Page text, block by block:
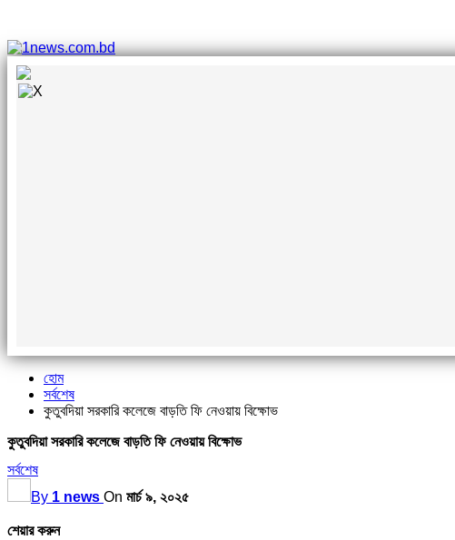
হোম
সর্বশেষ
কুতুব‌দিয়া সরকা‌রি কলেজে বাড়‌তি ফি নেওয়ায় বিক্ষোভ
কুতুব‌দিয়া সরকা‌রি কলেজে বাড়‌তি ফি নেওয়ায় বিক্ষোভ
সর্বশেষ
By 1 news On মার্চ ৯, ২০২৫
শেয়ার করুন